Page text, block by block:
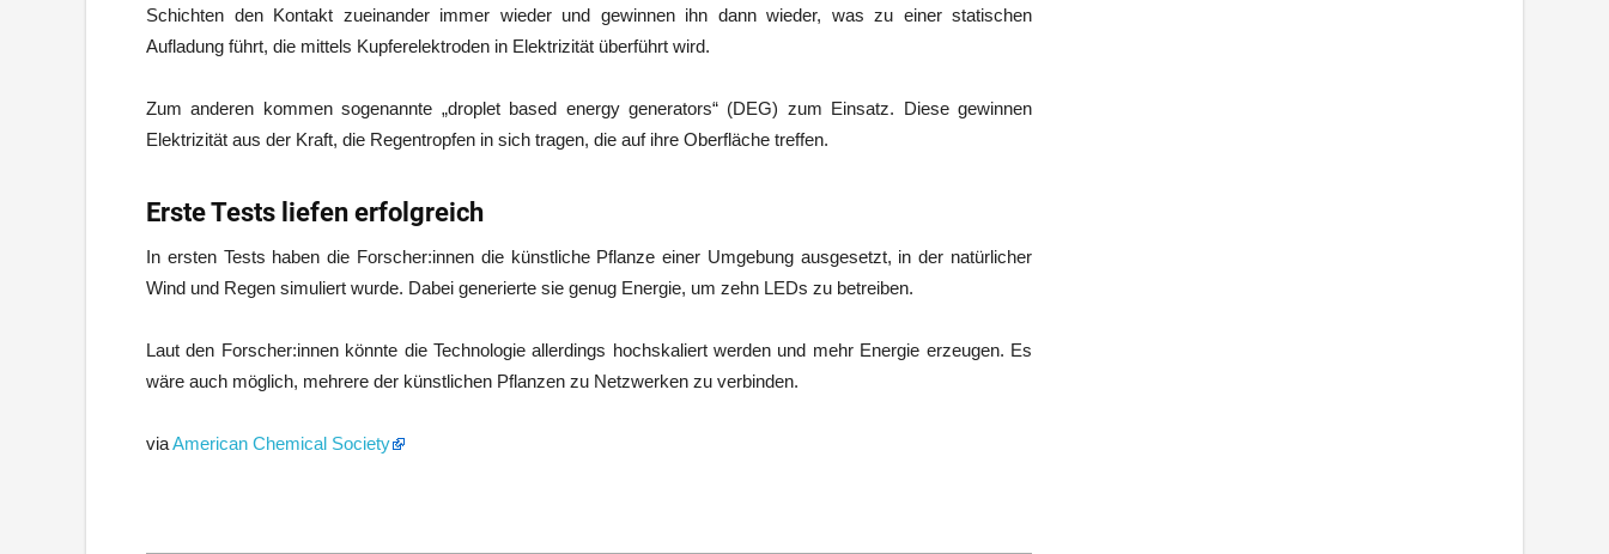
Schichten den Kontakt zueinander immer wieder und gewinnen ihn dann wieder, was zu einer statischen
Aufladung führt, die mittels Kupferelektroden in Elektrizität überführt wird.
Zum anderen kommen sogenannte „droplet based energy generators“ (DEG) zum Einsatz. Diese gewinnen
Elektrizität aus der Kraft, die Regentropfen in sich tragen, die auf ihre Oberfläche treffen.
Erste Tests liefen erfolgreich
In ersten Tests haben die Forscher:innen die künstliche Pflanze einer Umgebung ausgesetzt, in der natürlicher
Wind und Regen simuliert wurde. Dabei generierte sie genug Energie, um zehn LEDs zu betreiben.
Laut den Forscher:innen könnte die Technologie allerdings hochskaliert werden und mehr Energie erzeugen. Es
wäre auch möglich, mehrere der künstlichen Pflanzen zu Netzwerken zu verbinden.
viaAmerican Chemical Society